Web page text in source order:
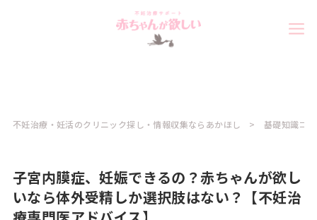
不妊治療・妊活のクリニック探し・情報収集ならあかほし 基礎知識コ
子宮内膜症、妊娠できるの？赤ちゃんが欲し
いなら体外受精しか選択肢はない？【不妊治